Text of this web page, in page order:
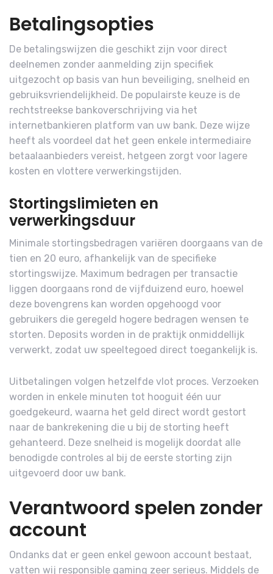
Betalingsopties
De betalingswijzen die geschikt zijn voor direct
deelnemen zonder aanmelding zijn specifiek
uitgezocht op basis van hun beveiliging, snelheid en
gebruiksvriendelijkheid. De populairste keuze is de
rechtstreekse bankoverschrijving via het
internetbankieren platform van uw bank. Deze wijze
heeft als voordeel dat het geen enkele intermediaire
betaalaanbieders vereist, hetgeen zorgt voor lagere
kosten en vlottere verwerkingstijden.
Stortingslimieten en
verwerkingsduur
Minimale stortingsbedragen variëren doorgaans van de
tien en 20 euro, afhankelijk van de specifieke
stortingswijze. Maximum bedragen per transactie
liggen doorgaans rond de vijfduizend euro, hoewel
deze bovengrens kan worden opgehoogd voor
gebruikers die geregeld hogere bedragen wensen te
storten. Deposits worden in de praktijk onmiddellijk
verwerkt, zodat uw speeltegoed direct toegankelijk is.
Uitbetalingen volgen hetzelfde vlot proces. Verzoeken
worden in enkele minuten tot hooguit één uur
goedgekeurd, waarna het geld direct wordt gestort
naar de bankrekening die u bij de storting heeft
gehanteerd. Deze snelheid is mogelijk doordat alle
benodigde controles al bij de eerste storting zijn
uitgevoerd door uw bank.
Verantwoord spelen zonder
account
Ondanks dat er geen enkel gewoon account bestaat,
vatten wij responsible gaming zeer serieus. Middels de